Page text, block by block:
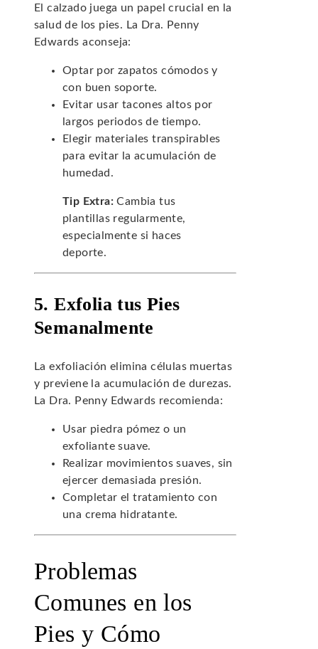
El calzado juega un papel crucial en la
salud de los pies. La Dra. Penny
Edwards aconseja:
Optar por zapatos cómodos y
con buen soporte.
Evitar usar tacones altos por
largos periodos de tiempo.
Elegir materiales transpirables
para evitar la acumulación de
humedad.
Tip Extra: Cambia tus
plantillas regularmente,
especialmente si haces
deporte.
5. Exfolia tus Pies
Semanalmente
La exfoliación elimina células muertas
y previene la acumulación de durezas.
La Dra. Penny Edwards recomienda:
Usar piedra pómez o un
exfoliante suave.
Realizar movimientos suaves, sin
ejercer demasiada presión.
Completar el tratamiento con
una crema hidratante.
Problemas
Comunes en los
Pies y Cómo